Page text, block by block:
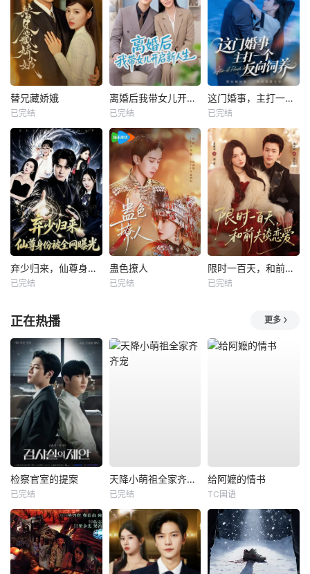
替兄藏娇娥
已完结
离婚后我带女儿开启新人生
已完结
这门婚事，主打一个反向饲养
已完结
弃少归来，仙尊身份被全网曝光
已完结
蛊色撩人
已完结
限时一百天，和前夫谈恋爱
已完结
正在热播 更多
检察官室的提案
已完结
天降小萌祖全家齐齐宠
已完结
给阿嬷的情书
TC国语